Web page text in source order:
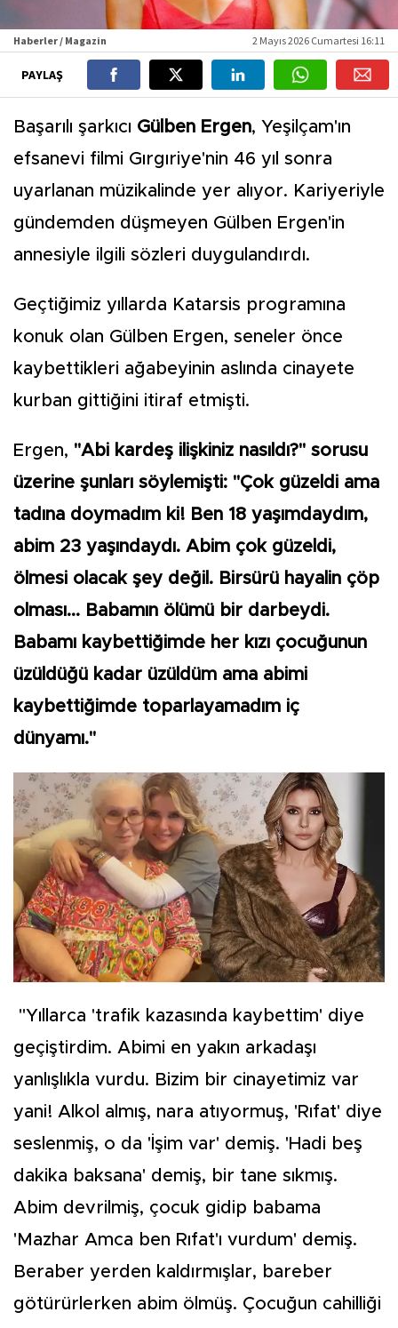
Haberler / Magazin 2 Mayıs 2026 Cumartesi 16:11
PAYLAŞ
Başarılı şarkıcı Gülben Ergen, Yeşilçam'ın
efsanevi filmi Gırgıriye'nin 46 yıl sonra
uyarlanan müzikalinde yer alıyor. Kariyeriyle
gündemden düşmeyen Gülben Ergen'in
annesiyle ilgili sözleri duygulandırdı.
Geçtiğimiz yıllarda Katarsis programına
konuk olan Gülben Ergen, seneler önce
kaybettikleri ağabeyinin aslında cinayete
kurban gittiğini itiraf etmişti.
Ergen, "Abi kardeş ilişkiniz nasıldı?" sorusu
üzerine şunları söylemişti: "Çok güzeldi ama
tadına doymadım ki! Ben 18 yaşımdaydım,
abim 23 yaşındaydı. Abim çok güzeldi,
ölmesi olacak şey değil. Birsürü hayalin çöp
olması... Babamın ölümü bir darbeydi.
Babamı kaybettiğimde her kızı çocuğunun
üzüldüğü kadar üzüldüm ama abimi
kaybettiğimde toparlayamadım iç
dünyamı."
"Yıllarca 'trafik kazasında kaybettim' diye
geçiştirdim. Abimi en yakın arkadaşı
yanlışlıkla vurdu. Bizim bir cinayetimiz var
yani! Alkol almış, nara atıyormuş, 'Rıfat' diye
seslenmiş, o da 'İşim var' demiş. 'Hadi beş
dakika baksana' demiş, bir tane sıkmış.
Abim devrilmiş, çocuk gidip babama
'Mazhar Amca ben Rıfat'ı vurdum' demiş.
Beraber yerden kaldırmışlar, bareber
götürürlerken abim ölmüş. Çocuğun cahilliği